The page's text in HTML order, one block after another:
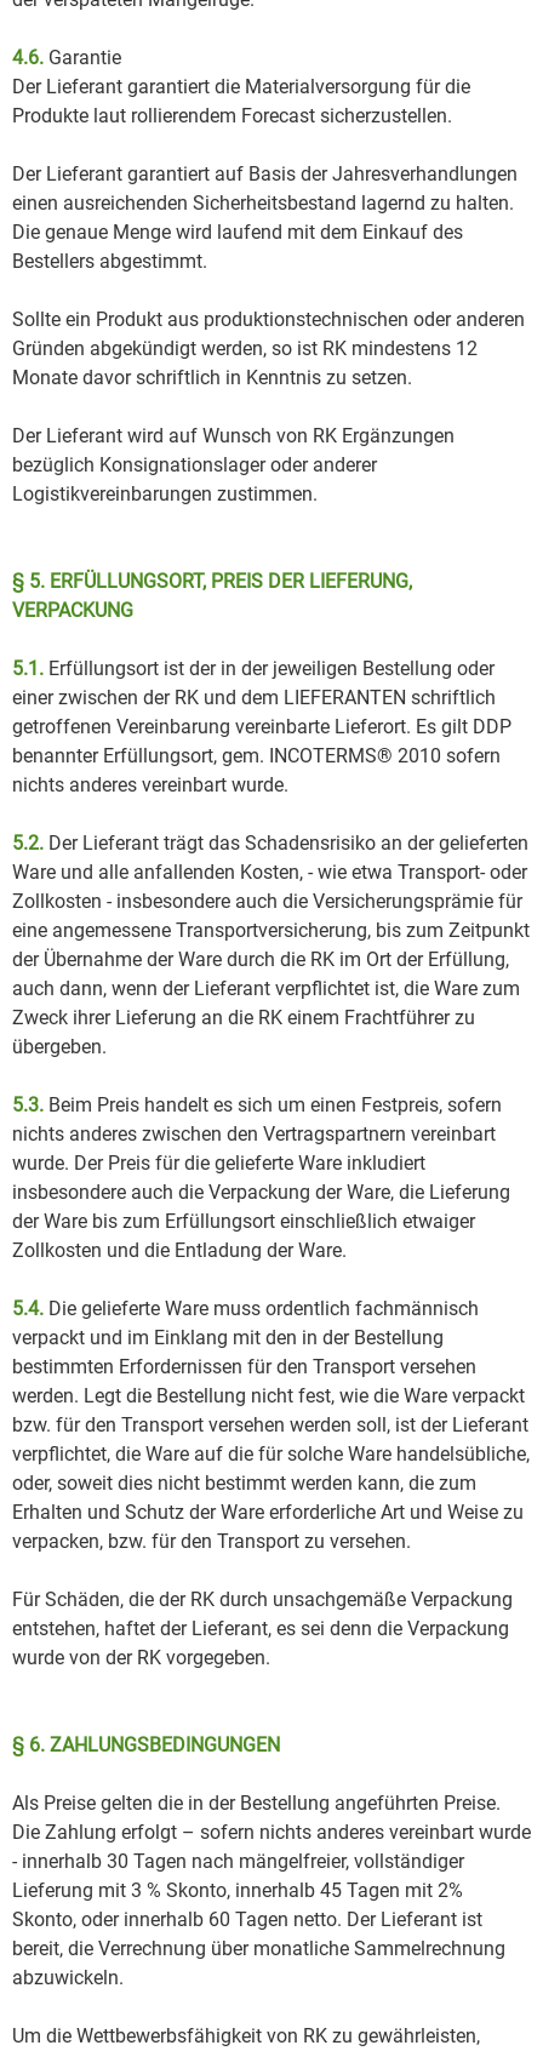
4.6. Garantie
Der Lieferant garantiert die Materialversorgung für die
Produkte laut rollierendem Forecast sicherzustellen.
Der Lieferant garantiert auf Basis der Jahresverhandlungen
einen ausreichenden Sicherheitsbestand lagernd zu halten.
Die genaue Menge wird laufend mit dem Einkauf des
Bestellers abgestimmt.
Sollte ein Produkt aus produktionstechnischen oder anderen
Gründen abgekündigt werden, so ist RK mindestens 12
Monate davor schriftlich in Kenntnis zu setzen.
Der Lieferant wird auf Wunsch von RK Ergänzungen
bezüglich Konsignationslager oder anderer
Logistikvereinbarungen zustimmen.
§ 5. ERFÜLLUNGSORT, PREIS DER LIEFERUNG,
VERPACKUNG
5.1. Erfüllungsort ist der in der jeweiligen Bestellung oder
einer zwischen der RK und dem LIEFERANTEN schriftlich
getroffenen Vereinbarung vereinbarte Lieferort. Es gilt DDP
benannter Erfüllungsort, gem. INCOTERMS® 2010 sofern
nichts anderes vereinbart wurde.
5.2. Der Lieferant trägt das Schadensrisiko an der gelieferten
Ware und alle anfallenden Kosten, - wie etwa Transport- oder
Zollkosten - insbesondere auch die Versicherungsprämie für
eine angemessene Transportversicherung, bis zum Zeitpunkt
der Übernahme der Ware durch die RK im Ort der Erfüllung,
auch dann, wenn der Lieferant verpflichtet ist, die Ware zum
Zweck ihrer Lieferung an die RK einem Frachtführer zu
übergeben.
5.3. Beim Preis handelt es sich um einen Festpreis, sofern
nichts anderes zwischen den Vertragspartnern vereinbart
wurde. Der Preis für die gelieferte Ware inkludiert
insbesondere auch die Verpackung der Ware, die Lieferung
der Ware bis zum Erfüllungsort einschließlich etwaiger
Zollkosten und die Entladung der Ware.
5.4. Die gelieferte Ware muss ordentlich fachmännisch
verpackt und im Einklang mit den in der Bestellung
bestimmten Erfordernissen für den Transport versehen
werden. Legt die Bestellung nicht fest, wie die Ware verpackt
bzw. für den Transport versehen werden soll, ist der Lieferant
verpflichtet, die Ware auf die für solche Ware handelsübliche,
oder, soweit dies nicht bestimmt werden kann, die zum
Erhalten und Schutz der Ware erforderliche Art und Weise zu
verpacken, bzw. für den Transport zu versehen.
Für Schäden, die der RK durch unsachgemäße Verpackung
entstehen, haftet der Lieferant, es sei denn die Verpackung
wurde von der RK vorgegeben.
§ 6. ZAHLUNGSBEDINGUNGEN
Als Preise gelten die in der Bestellung angeführten Preise.
Die Zahlung erfolgt – sofern nichts anderes vereinbart wurde
- innerhalb 30 Tagen nach mängelfreier, vollständiger
Lieferung mit 3 % Skonto, innerhalb 45 Tagen mit 2%
Skonto, oder innerhalb 60 Tagen netto. Der Lieferant ist
bereit, die Verrechnung über monatliche Sammelrechnung
abzuwickeln.
Um die Wettbewerbsfähigkeit von RK zu gewährleisten,